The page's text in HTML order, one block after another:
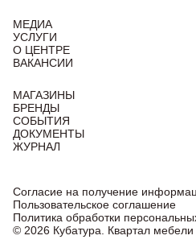
МЕДИА
УСЛУГИ
О ЦЕНТРЕ
ВАКАНСИИ
МАГАЗИНЫ
БРЕНДЫ
СОБЫТИЯ
ДОКУМЕНТЫ
ЖУРНАЛ
© 2026 Кубатура. Квартал
Согласие на получение
Пользовательское соглашение
Политика обработки